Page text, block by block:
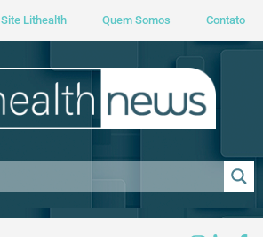
Site Lithealth Quem Somos Contato